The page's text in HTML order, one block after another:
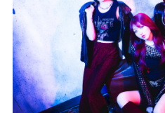
muevoクラウドファンディング
muevoコミュニティ